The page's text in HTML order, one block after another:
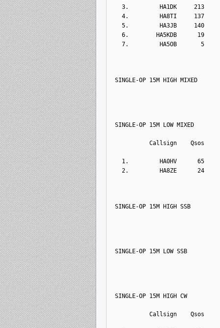
3.         HA1DK     213
4.         HA8TI     137
5.         HA3JB     140
6.        HA5KDB      19
7.         HA5OB       5
SINGLE-OP 15M HIGH MIXED
SINGLE-OP 15M LOW MIXED
Callsign    Qsos
1.         HA0HV      65
2.         HA8ZE      24
SINGLE-OP 15M HIGH SSB
SINGLE-OP 15M LOW SSB
SINGLE-OP 15M HIGH CW
Callsign    Qsos